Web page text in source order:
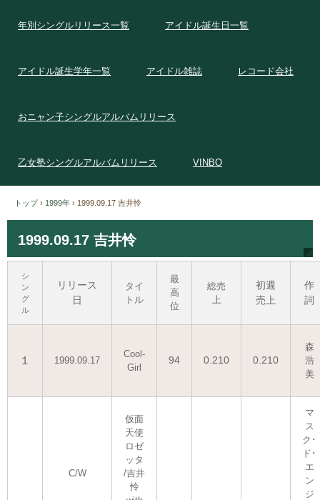
年別シングルリリース一覧 アイドル誕生日一覧
アイドル誕生学年一覧 アイドル雑誌 レコード会社
おニャン子シングルアルバムリリース
乙女塾シングルアルバムリリース VINBO
トップ › 1999年 › 1999.09.17 吉井怜
1999.09.17 吉井怜
シ
ン
グ
ル
リリース
日
タイ
トル
最
高
位
総売
上
初週
売上
作
詞
１ 1999.09.17
Cool-
Girl
94 0.210 0.210
森
浩
美
C/W
仮面
天使
ロゼ
ッタ
/吉井
怜
マ
ス
ク･
ド･
エ
ン
ジ